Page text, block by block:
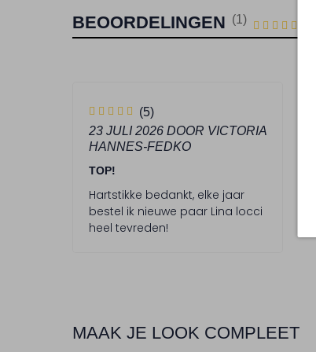
BEOORDELINGEN (1) 1
5
5
S
t
e
r
r
(5)
23 JULI 2026 DOOR VICTORIA
HANNES-FEDKO
TOP!
Hartstikke bedankt, elke jaar
bestel ik nieuwe paar Lina locci
heel tevreden!
MAAK JE LOOK COMPLEET